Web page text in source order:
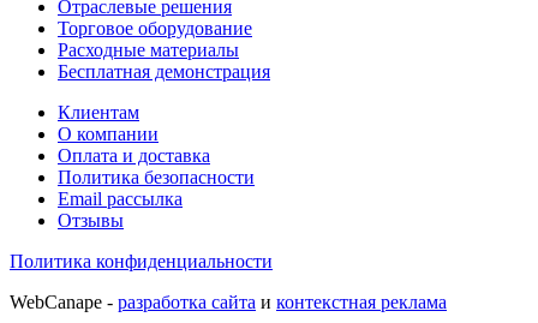
Отраслевые решения
Торговое оборудование
Расходные материалы
Бесплатная демонстрация
Клиентам
О компании
Оплата и доставка
Политика безопасности
Email рассылка
Отзывы
Политика конфиденциальности
WebCanape - разработка сайта и контекстная реклама